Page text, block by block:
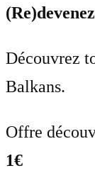
Découvrez
Balkans.
Offre
1€